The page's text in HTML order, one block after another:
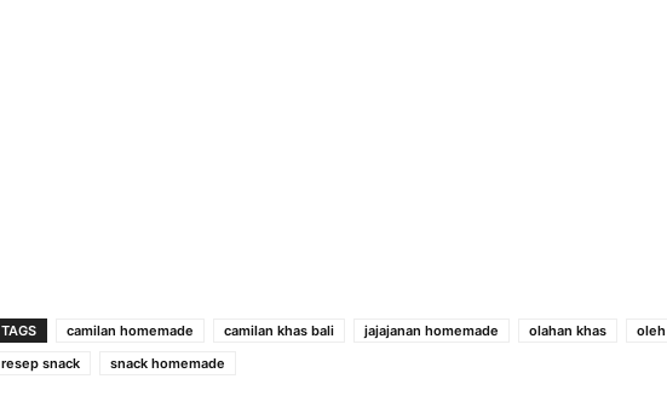
TAGS camilan homemade camilan khas bali jajajanan homemade olahan khas
resep snack
snack homemade